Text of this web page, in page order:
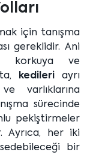
için tanışma
gereklidir. Ani
korkuya ve
kedileri ayrı
varlıklarına
sürecinde
pekiştirmeler
Ayrıca, her iki
bir